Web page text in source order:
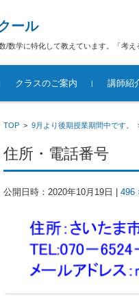
ール
数学に特化して教えています。「考
クラスのご案内
ラス制授業
講師紹
TOP> 9月より後期授業期間中です。
住所・電話番号
公開日時： 2020年10月19日 496